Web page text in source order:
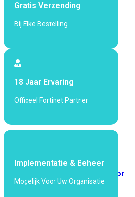
Generatie
Wi-
Fi
Fi
Outdoor
Gratis Verzending
Bij Elke Bestelling
18 Jaar Ervaring
Officeel Fortinet Partner
Implementatie & Beheer
Mogelijk Voor Uw Organisatie